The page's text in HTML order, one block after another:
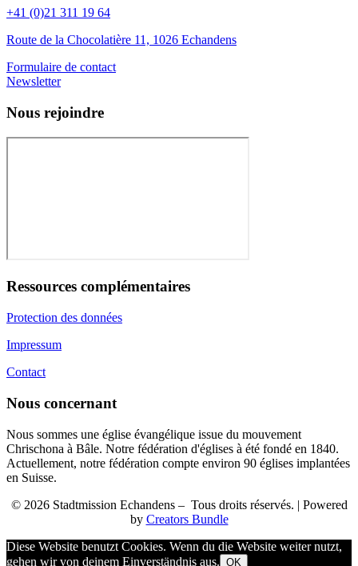
+41 (0)21 311 19 64
Route de la Chocolatière 11, 1026 Echandens
Formulaire de contact
Newsletter
Nous rejoindre
Ressources complémentaires
Protection des données
Impressum
Contact
Nous concernant
Nous sommes une église évangélique issue du mouvement
Chrischona à Bâle. Notre fédération d'églises à été fondé en 1840.
Actuellement, notre fédération compte environ 90 églises implantées
en Suisse.
© 2026 Stadtmission Echandens – Tous droits réservés. | Powered
by Creators Bundle
Diese Website benutzt Cookies. Wenn du die Website weiter nutzt,
gehen wir von deinem Einverständnis aus. OK